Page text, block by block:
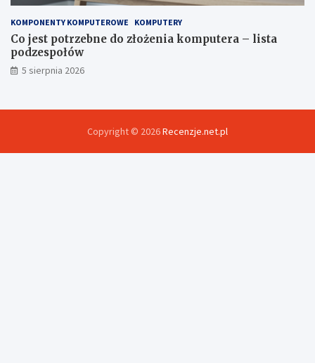
KOMPONENTY KOMPUTEROWE KOMPUTERY
Co jest potrzebne do złożenia komputera – lista
podzespołów
5 sierpnia 2026
Copyright © 2026Recenzje.net.pl